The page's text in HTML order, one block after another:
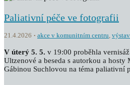
Paliativní péče ve fotografii
21.4.2026 akce v komunitním centru,
V úterý 5. 5. v 19:00 proběhla
Ultzenové a beseda s autorkou a
Gábinou Suchlovou na téma paliativní